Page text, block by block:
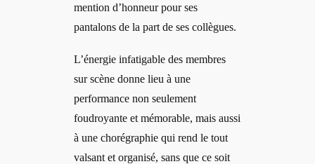
mention d’honneur pour ses
pantalons de la part de ses collègues.
L’énergie infatigable des membres
sur scène donne lieu à une
performance non seulement
foudroyante et mémorable, mais aussi
à une chorégraphie qui rend le tout
valsant et organisé, sans que ce soit